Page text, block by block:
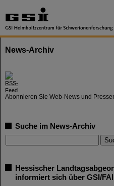
News-Archiv
Abonnieren Sie Web-News und
Suche im News-Archiv
Hessischer
informiert sich über GSI/